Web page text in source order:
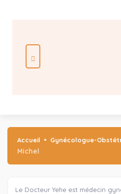
Accueil Gynécologue-
Michel
Le Docteur Yehe est médecin